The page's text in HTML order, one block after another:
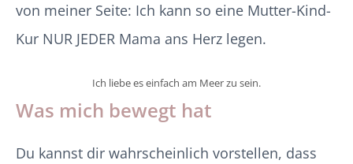
von meiner Seite: Ich kann so eine Mutter-Kind-
Kur NUR JEDER Mama ans Herz legen.
Ich liebe es einfach am Meer zu sein.
Was mich bewegt hat
Du kannst dir wahrscheinlich vorstellen, dass